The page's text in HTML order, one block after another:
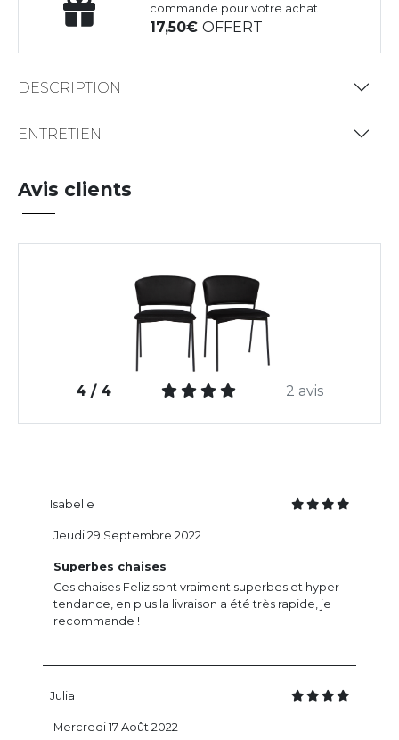
commande pour votre achat
17,50OFFERT
DESCRIPTION
ENTRETIEN
Avis clients
4 / 4 2 avis
Isabelle
Superbes chaises
Ces chaises Feliz sont vraiment superbes et hyper
tendance, en plus la livraison a été très rapide, je
recommande !
Jeudi 29 Septembre 2022
Julia
Mercredi 17 Août 2022